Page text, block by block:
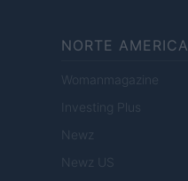
NORTE AMERICA
Womanmagazine
Investing Plus
Newz
Newz US